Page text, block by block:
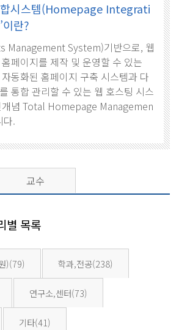
합시스템(Homepage Integrati
란?
Management System)기반으로, 웹
페이지를 제작 및 운영할 수 있는
동화된 홈페이지 구축 시스템과 다
통합 관리할 수 있는 웹 호스팅 시스
개념 Total Homepage Managemen
.
교수
별 목록
)(79) 학과,전공(238)
연구소,센터(73)
기타(41)